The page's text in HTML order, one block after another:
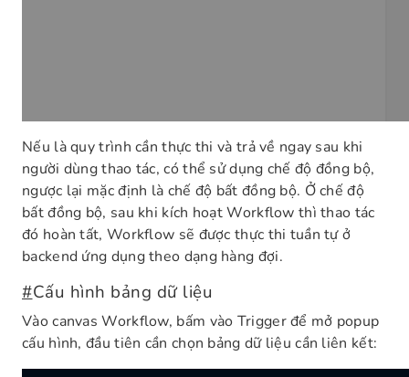
Nếu là quy trình cần thực thi và trả về ngay sau khi
người dùng thao tác, có thể sử dụng chế độ đồng bộ,
ngược lại mặc định là chế độ bất đồng bộ. Ở chế độ
bất đồng bộ, sau khi kích hoạt Workflow thì thao tác
đó hoàn tất, Workflow sẽ được thực thi tuần tự ở
backend ứng dụng theo dạng hàng đợi.
#Cấu hình bảng dữ liệu
Vào canvas Workflow, bấm vào Trigger để mở popup
cấu hình, đầu tiên cần chọn bảng dữ liệu cần liên kết: